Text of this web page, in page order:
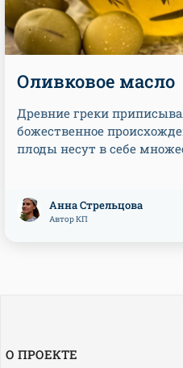
Оливковое масло
Древние греки
божественное
плоды несут в себе
Анна Стрельцова
Автор КП
О ПРОЕКТЕ